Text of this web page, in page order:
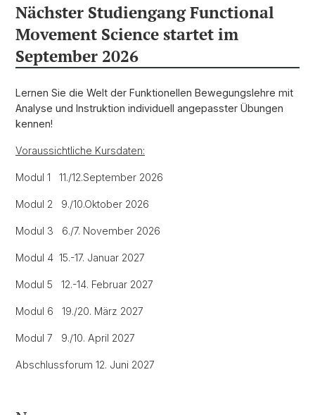
Nächster Studiengang Functional
Movement Science startet im
September 2026
Lernen Sie die Welt der Funktionellen Bewegungslehre mit
Analyse und Instruktion individuell angepasster Übungen
kennen!
Voraussichtliche Kursdaten:
Modul 1 11./12.September 2026
Modul 2 9./10.Oktober 2026
Modul 3 6./7. November 2026
Modul 4 15.-17. Januar 2027
Modul 5 12.-14. Februar 2027
Modul 6 19./20. März 2027
Modul 7 9./10. April 2027
Abschlussforum 12. Juni 2027